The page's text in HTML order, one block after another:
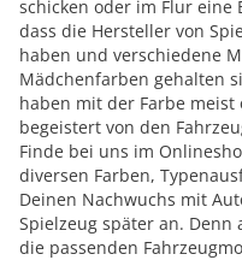
schicken oder im Flur eine
dass die Hersteller von
haben und verschiedene
Mädchenfarben gehalten
haben mit der Farbe
begeistert von den
Finde bei uns im
diversen Farben,
Deinen Nachwuchs mit
Spielzeug später an.
die passenden